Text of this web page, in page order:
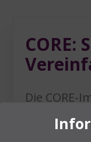
CORE:
Die CORE-
Längen –